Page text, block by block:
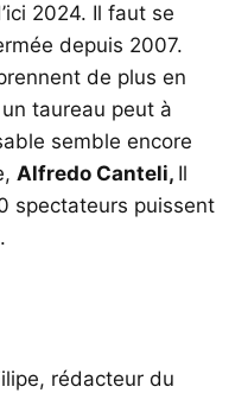
2024. Il faut se
depuis 2007.
de plus en
taureau peut à
semble encore
Alfredo Canteli, Il
spectateurs puissent
rédacteur du